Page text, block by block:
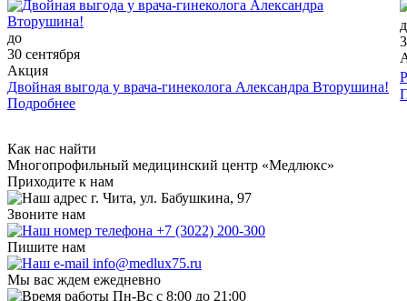
до
30 сентября
Акция
Двойная выгода у врача‑гинеколога Александра Вторушина!
Подробнее
Как нас найти
Многопрофильный медицинский центр «Медлюкс»
Приходите к нам
г. Чита, ул. Бабушкина, 97
Звоните нам
+7 (3022) 200-300
Пишите нам
info@medlux75.ru
Мы вас ждем ежедневно
Пн-Вс с 8:00 до 21:00